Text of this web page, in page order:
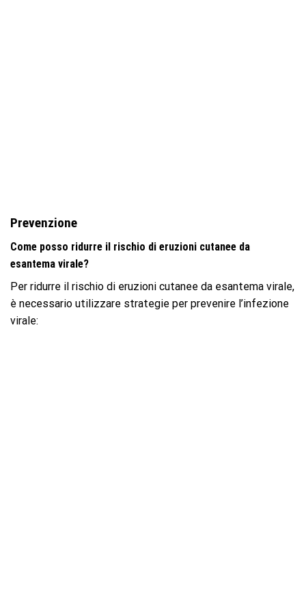
Prevenzione
Come posso ridurre il rischio di eruzioni cutanee da
esantema virale?
Per ridurre il rischio di eruzioni cutanee da esantema virale,
è necessario utilizzare strategie per prevenire l’infezione
virale: